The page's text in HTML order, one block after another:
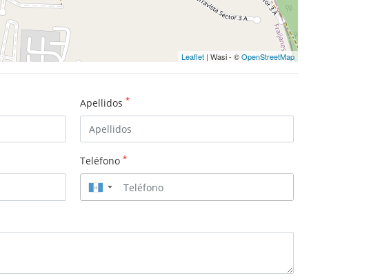
Leaflet | Wasi - ©OpenStreetMap
Apellidos *
Teléfono *
▼